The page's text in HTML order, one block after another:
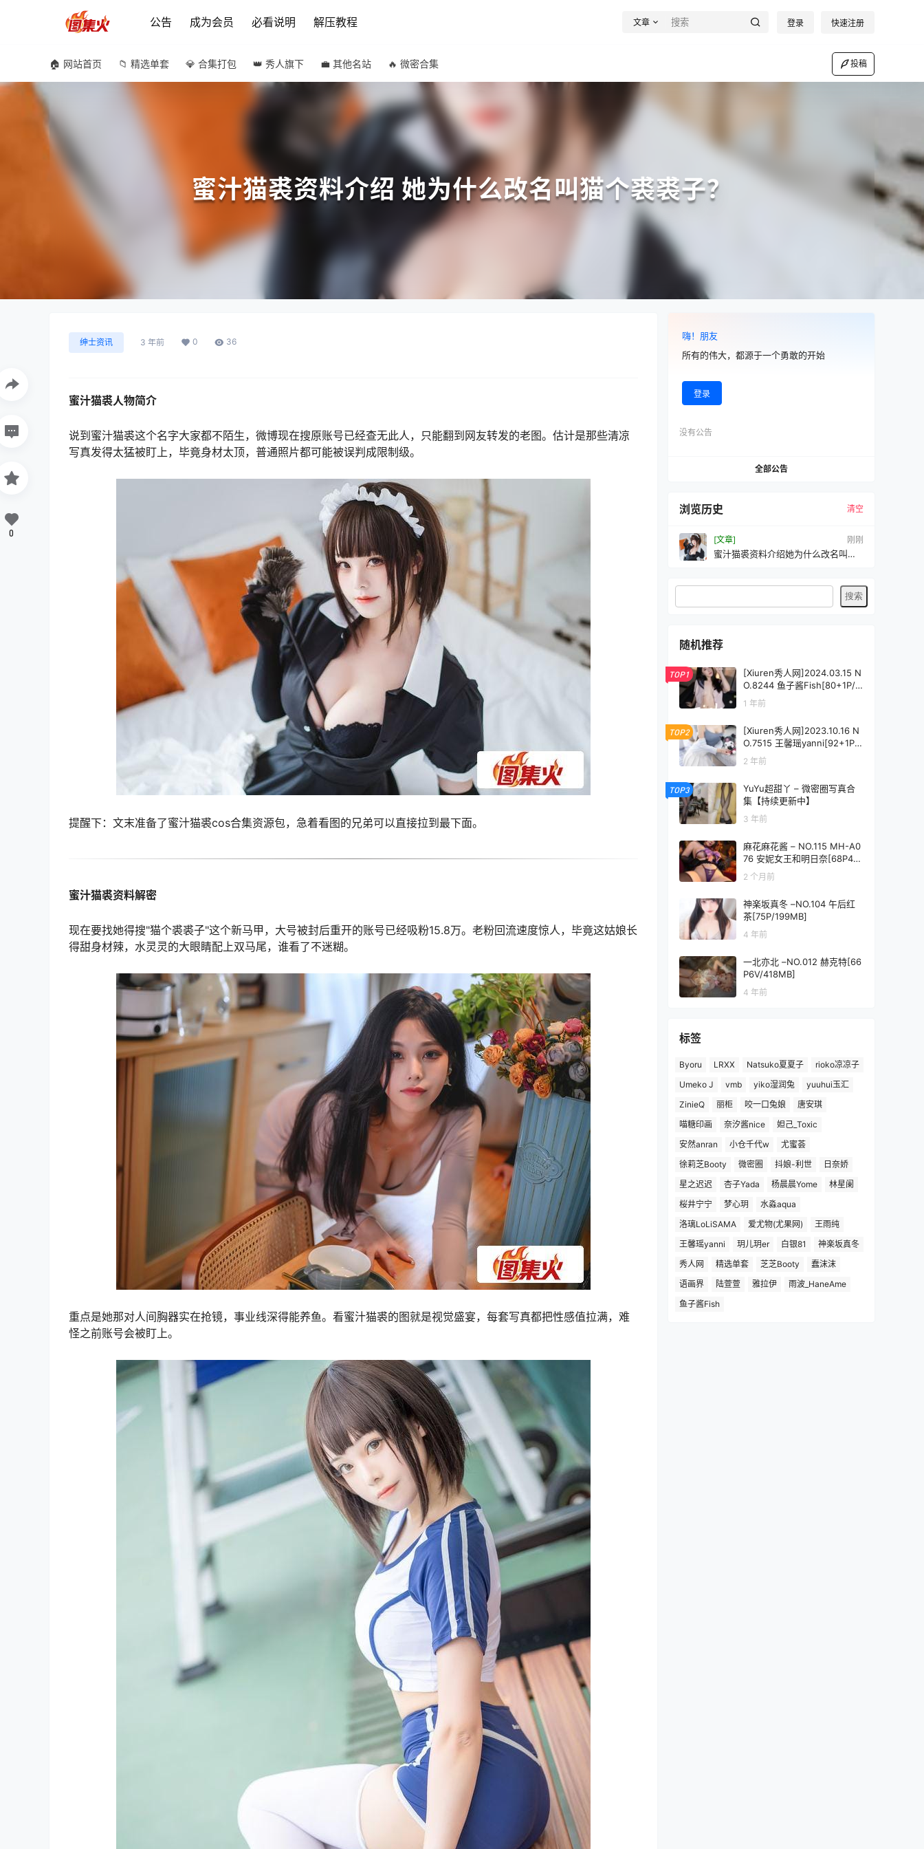
公告 成为会员 必看说明 解压教程 文章 登录 快速注册
🏠 网站首页 📁 精选单套 💎 合集打包 👑 秀人旗下 💼 其他名站 🔥 微密合集 投稿
蜜汁猫裘资料介绍 她为什么改名叫猫个裘裘子？
绅士资讯 3 年前 0 36
蜜汁猫裘人物简介
说到蜜汁猫裘这个名字大家都不陌生，微博现在搜原账号已经查无此人，只能翻到网友转发的老图。估计是那些清凉
写真发得太猛被盯上，毕竟身材太顶，普通照片都可能被误判成限制级。
提醒下：文末准备了蜜汁猫裘cos合集资源包，急着看图的兄弟可以直接拉到最下面。
蜜汁猫裘资料解密
现在要找她得搜"猫个裘裘子"这个新马甲，大号被封后重开的账号已经吸粉15.8万。老粉回流速度惊人，毕竟这姑娘长
得甜身材辣，水灵灵的大眼睛配上双马尾，谁看了不迷糊。
重点是她那对人间胸器实在抢镜，事业线深得能养鱼。看蜜汁猫裘的图就是视觉盛宴，每套写真都把性感值拉满，难
怪之前账号会被盯上。
0
嗨！朋友
所有的伟大，都源于一个勇敢的开始
登录
没有公告
全部公告
浏览历史 清空
[文章] 刚刚
蜜汁猫裘资料介绍她为什么改名叫猫
随机推荐
TOP1
[Xiuren秀人网]2024.03.15 N
O.8244 鱼子酱Fish[80+1P/6
29MB]
1 年前
TOP2
[Xiuren秀人网]2023.10.16 N
O.7515 王馨瑶yanni[92+1P/7
24MB]
2 年前
TOP3
YuYu超甜丫 – 微密圈写真合
集【持续更新中】
3 年前
麻花麻花酱 – NO.115 MH-A0
76 安妮女王和明日奈[68P4V-
2.82GB]
2 个月前
神楽坂真冬 –NO.104 午后红
茶[75P/199MB]
4 年前
一北亦北 –NO.012 赫克特[66
P6V/418MB]
4 年前
标签
Byoru LRXX Natsuko夏夏子
rioko凉凉子
Umeko J
vmb yiko湿润兔
yuuhui玉汇
ZinieQ
丽柜 咬一口兔娘
唐安琪
喵糖印画
奈汐酱nice
妲己_Toxic
安然anran
小仓千代w
尤蜜荟
徐莉芝Booty
微密圈 抖娘-利世
日奈娇
星之迟迟
杏子Yada 杨晨晨Yome
林星阑
桜井宁宁
梦心玥
水淼aqua
洛璃LoLiSAMA
爱尤物(尤果网)
王雨纯
王馨瑶yanni
玥儿玥er 白银81
神楽坂真冬
秀人网
精选单套 芝芝Booty
蠢沫沫
语画界
陆萱萱 雅拉伊
雨波_HaneAme
鱼子酱Fish